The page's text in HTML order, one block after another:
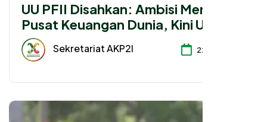
UU PFII Disahkan: Ambisi Menjadi
Pusat Keuangan Dunia, Kini Ujian
Besarnya Adalah Kepercayaan
Sekretariat AKP2I 22-07-2026